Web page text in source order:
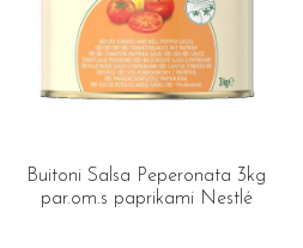
Buitoni Salsa Peperonata 3kg
par.om.s paprikami Nestlé